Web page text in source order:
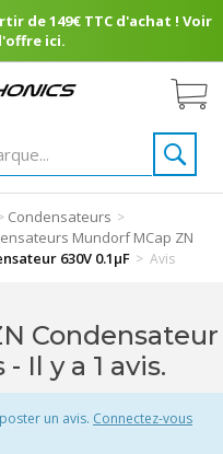
de 149€ TTC d'achat ! Voir
ici.
Condensateurs >
Mundorf MCap ZN
630V 0.1µF > Avis
Condensateur
- Il y a 1 avis.
un avis. Connectez-vous